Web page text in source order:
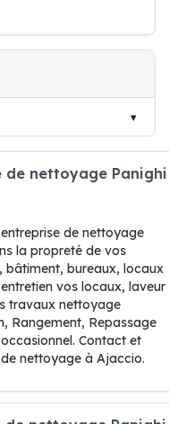
de nettoyage Panighi
de nettoyage
la propreté de vos
bâtiment, bureaux, locaux
vos locaux, laveur
travaux nettoyage
Rangement, Repassage
Contact et
nettoyage à Ajaccio.